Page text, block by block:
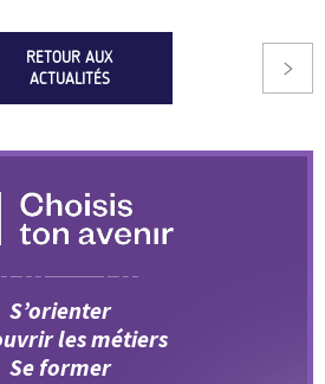
RETOUR AUX
ACTUALITÉS
S’orienter
les métiers
Se former